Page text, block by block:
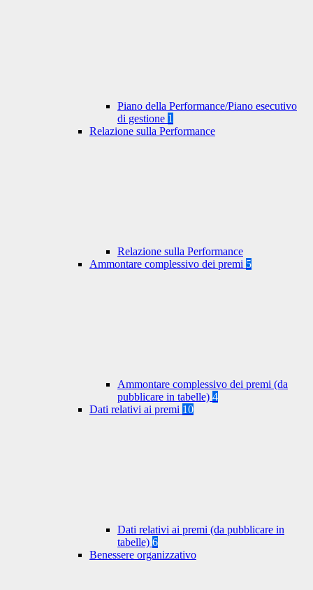
Piano della Performance/Piano esecutivo
di gestione 1
Relazione sulla Performance
Relazione sulla Performance
Ammontare complessivo dei premi 5
Ammontare complessivo dei premi (da
pubblicare in tabelle) 4
Dati relativi ai premi 10
Dati relativi ai premi (da pubblicare in
tabelle) 6
Benessere organizzativo